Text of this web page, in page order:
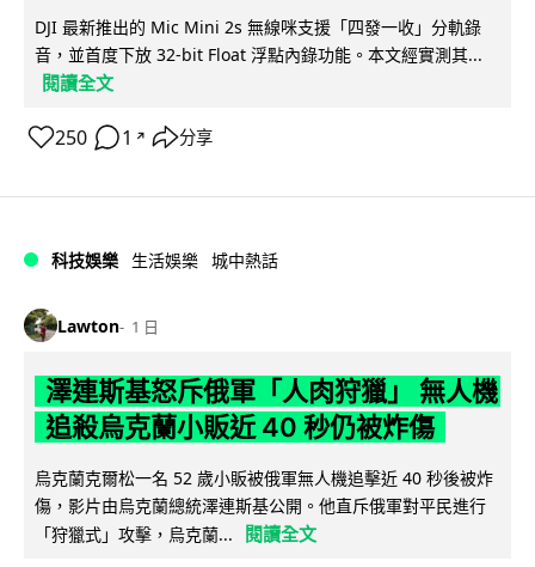
DJI 最新推出的 Mic Mini 2s 無線咪支援「四發一收」分軌錄
音，並首度下放 32-bit Float 浮點內錄功能。本文經實測其...
閱讀全文
250 1 ↗ 分享
科技娛樂 生活娛樂 城中熱話
Lawton 1 日
澤連斯基怒斥俄軍「人肉狩獵」 無人機
追殺烏克蘭小販近 40 秒仍被炸傷
烏克蘭克爾松一名 52 歲小販被俄軍無人機追擊近 40 秒後被炸
傷，影片由烏克蘭總統澤連斯基公開。他直斥俄軍對平民進行
「狩獵式」攻擊，烏克蘭...
閱讀全文